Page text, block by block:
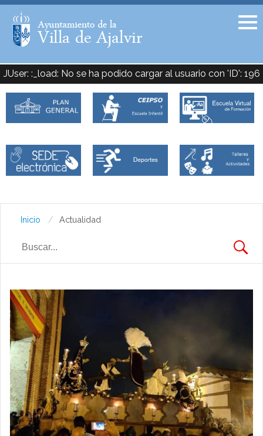
JUser: :_load: No se ha podido cargar al usuario con 'ID': 196
Facebook
Inicio Actualidad